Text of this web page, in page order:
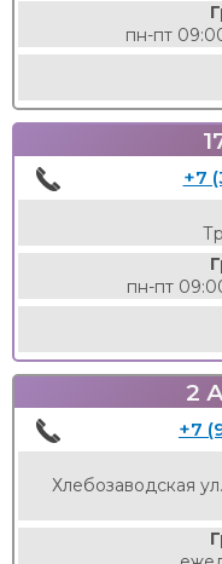
пн-пт
+7
пн-пт
2
+7
Хлебозаводская